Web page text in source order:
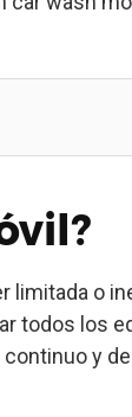
limitada o
todos los
y